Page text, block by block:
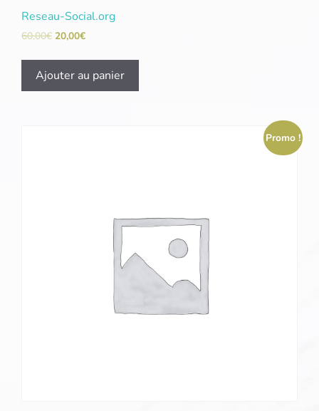
Reseau-Social.org
60,00€ 20,00€
Ajouter au panier
Promo !